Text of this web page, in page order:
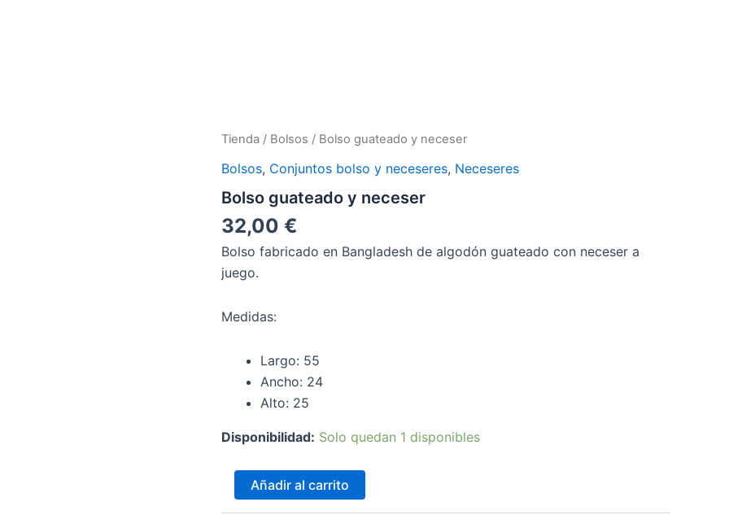
Tienda / Bolsos / Bolso guateado y neceser
Bolsos, Conjuntos bolso y neceseres, Neceseres
Bolso guateado y neceser
32,00 €
Bolso fabricado en Bangladesh de algodón guateado con neceser a
juego.
Medidas:
Largo: 55
Ancho: 24
Alto: 25
Disponibilidad: Solo quedan 1 disponibles
Bolso
y
cantidad
Añadir al carrito